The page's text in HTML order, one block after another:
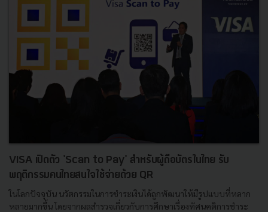
VISA เปิดตัว 'Scan to Pay' สำหรับผู้ถือบัตรในไทย รับ
พฤติกรรมคนไทยสนใจใช้จ่ายด้วย QR
ในโลกปัจจุบัน นวัตกรรมในการชำระเงินได้ถูกพัฒนาให้มีรูปแบบที่หลาก
หลายมากขึ้น โดยจากผลสำรวจเกี่ยวกับการศึกษาเรื่องทัศนคติการชำระ